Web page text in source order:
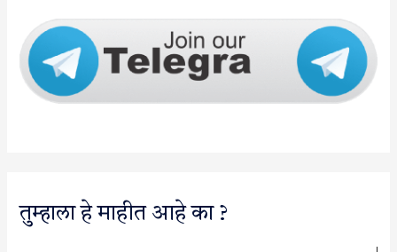
तुम्हाला हे माहीत आहे का ?